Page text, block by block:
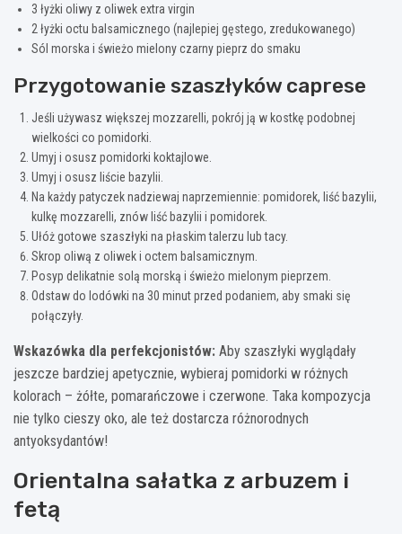
3 łyżki oliwy z oliwek extra virgin
2 łyżki octu balsamicznego (najlepiej gęstego, zredukowanego)
Sól morska i świeżo mielony czarny pieprz do smaku
Przygotowanie szaszłyków caprese
Jeśli używasz większej mozzarelli, pokrój ją w kostkę podobnej
wielkości co pomidorki.
Umyj i osusz pomidorki koktajlowe.
Umyj i osusz liście bazylii.
Na każdy patyczek nadziewaj naprzemiennie: pomidorek, liść bazylii,
kulkę mozzarelli, znów liść bazylii i pomidorek.
Ułóż gotowe szaszłyki na płaskim talerzu lub tacy.
Skrop oliwą z oliwek i octem balsamicznym.
Posyp delikatnie solą morską i świeżo mielonym pieprzem.
Odstaw do lodówki na 30 minut przed podaniem, aby smaki się
połączyły.
Wskazówka dla perfekcjonistów: Aby szaszłyki wyglądały
jeszcze bardziej apetycznie, wybieraj pomidorki w różnych
kolorach – żółte, pomarańczowe i czerwone. Taka kompozycja
nie tylko cieszy oko, ale też dostarcza różnorodnych
antyoksydantów!
Orientalna sałatka z arbuzem i
fetą